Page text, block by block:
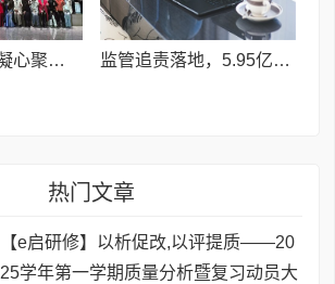
【协会动态】“凝心聚力 共启新程”洛阳市健康管理协会2026年会圆满落幕 监管追责落地，5.95亿港元回归绿地香港全民持股体系
热门文章
【e启研修】以析促改,以评提质——20
25学年第一学期质量分析暨复习动员大